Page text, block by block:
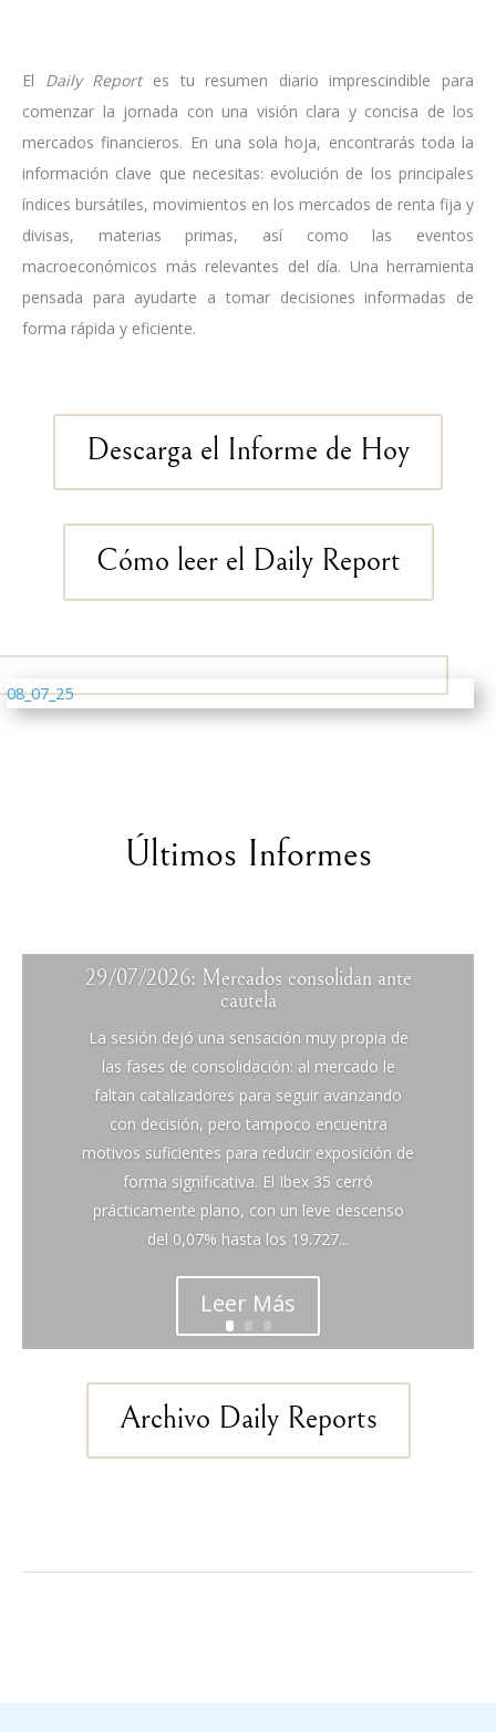
El Daily Reportes tu resumen diario imprescindible para
comenzar la jornada con una visión clara y concisa de los
mercados financieros. En una sola hoja, encontrarás toda la
información clave que necesitas: evolución de los principales
índices bursátiles, movimientos en los mercados de renta fija y
divisas, materias primas, así como las eventos
macroeconómicos más relevantes del día. Una herramienta
pensada para ayudarte a tomar decisiones informadas de
forma rápida y eficiente.
Descarga el Informe de Hoy
Cómo leer el Daily Report
08_07_25
Últimos Informes
29/07/2026: Mercados consolidan ante
cautela
La sesión dejó una sensación muy propia de
las fases de consolidación: al mercado le
faltan catalizadores para seguir avanzando
con decisión, pero tampoco encuentra
motivos suficientes para reducir exposición de
forma significativa. El Ibex 35 cerró
prácticamente plano, con un leve descenso
del 0,07% hasta los 19.727...
Leer Más
Archivo Daily Reports